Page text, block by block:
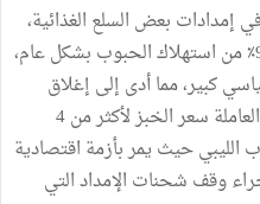
إمدادات بعض السلع الغذائية،
حيث تشكل الواردات ما يصل إلى 90٪ من استهلاك الحبوب بشكل عام،
كبير، مما أدى إلى إغلاق
عشرات المخابز، بينما رفعت المخابز العاملة سعر الخبز لأكثر من 4
الليبي حيث يمر بأزمة اقتصادية
وقف شحنات الإمداد التي